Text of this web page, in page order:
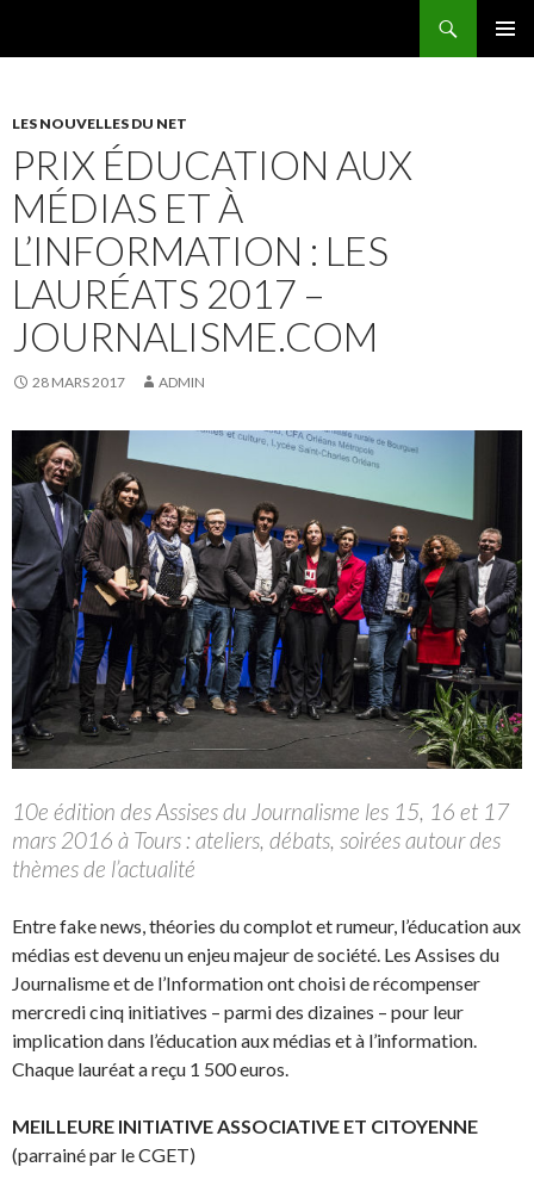
LES NOUVELLES DU NET
PRIX ÉDUCATION AUX
MÉDIAS ET À
L’INFORMATION : LES
LAURÉATS 2017 –
JOURNALISME.COM
28 MARS 2017 ADMIN
10e édition des Assises du Journalisme les 15, 16 et 17
mars 2016 à Tours : ateliers, débats, soirées autour des
thèmes de l’actualité
Entre fake news, théories du complot et rumeur, l’éducation aux
médias est devenu un enjeu majeur de société. Les Assises du
Journalisme et de l’Information ont choisi de récompenser
mercredi cinq initiatives – parmi des dizaines – pour leur
implication dans l’éducation aux médias et à l’information.
Chaque lauréat a reçu 1 500 euros.
MEILLEURE INITIATIVE ASSOCIATIVE ET CITOYENNE
(parrainé par le CGET)